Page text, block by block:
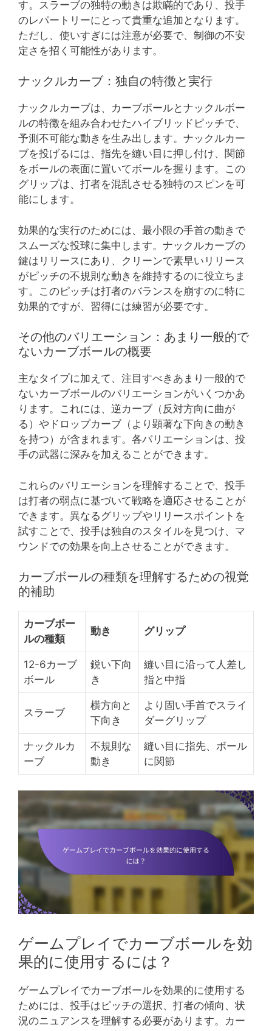
す。スラーブの独特の動きは欺瞞的であり、投手
のレパートリーにとって貴重な追加となります。
ただし、使いすぎには注意が必要で、制御の不安
定さを招く可能性があります。
ナックルカーブ：独自の特徴と実行
ナックルカーブは、カーブボールとナックルボー
ルの特徴を組み合わせたハイブリッドピッチで、
予測不可能な動きを生み出します。ナックルカー
ブを投げるには、指先を縫い目に押し付け、関節
をボールの表面に置いてボールを握ります。この
グリップは、打者を混乱させる独特のスピンを可
能にします。
効果的な実行のためには、最小限の手首の動きで
スムーズな投球に集中します。ナックルカーブの
鍵はリリースにあり、クリーンで素早いリリース
がピッチの不規則な動きを維持するのに役立ちま
す。このピッチは打者のバランスを崩すのに特に
効果的ですが、習得には練習が必要です。
その他のバリエーション：あまり一般的で
ないカーブボールの概要
主なタイプに加えて、注目すべきあまり一般的で
ないカーブボールのバリエーションがいくつかあ
ります。これには、逆カーブ（反対方向に曲が
る）やドロップカーブ（より顕著な下向きの動き
を持つ）が含まれます。各バリエーションは、投
手の武器に深みを加えることができます。
これらのバリエーションを理解することで、投手
は打者の弱点に基づいて戦略を適応させることが
できます。異なるグリップやリリースポイントを
試すことで、投手は独自のスタイルを見つけ、マ
ウンドでの効果を向上させることができます。
カーブボールの種類を理解するための視覚
的補助
カーブボー
ルの種類
動き グリップ
12-6カーブ
ボール
鋭い下向
き
縫い目に沿って人差し
指と中指
スラーブ
横方向と
下向き
より固い手首でスライ
ダーグリップ
ナックルカ
ーブ
不規則な
動き
縫い目に指先、ボール
に関節
ゲームプレイでカーブボールを効
果的に使用するには？
ゲームプレイでカーブボールを効果的に使用する
ためには、投手はピッチの選択、打者の傾向、状
況のニュアンスを理解する必要があります。カー